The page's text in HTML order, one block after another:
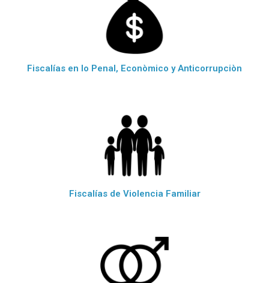
Fiscalías en lo Penal, Econòmico y Anticorrupciòn
Fiscalías de Violencia Familiar